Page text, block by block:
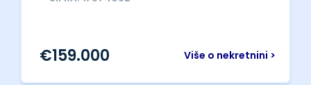
Više o nekretnini >
€159.000